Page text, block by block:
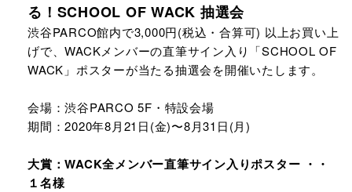
る！SCHOOL OF WACK 抽選会
渋谷PARCO館内で3,000円(税込・合算可) 以上お買い上
げで、WACKメンバーの直筆サイン入り「SCHOOL OF
WACK」ポスターが当たる抽選会を開催いたします。
会場：渋谷PARCO 5F・特設会場
期間：2020年8月21日(金)〜8月31日(月)
大賞：WACK全メンバー直筆サイン入りポスター ・・
１名様